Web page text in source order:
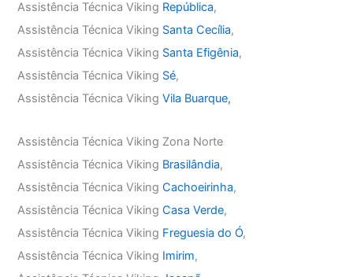
Assistência Técnica Viking República,
Assistência Técnica Viking Santa Cecília,
Assistência Técnica Viking Santa Efigênia,
Assistência Técnica Viking Sé,
Assistência Técnica VikingVila Buarque,
Assistência Técnica Viking Zona Norte
Assistência Técnica Viking Brasilândia,
Assistência Técnica VikingCachoeirinha,
Assistência Técnica VikingCasa Verde,
Assistência Técnica Viking Freguesia do Ó,
Assistência Técnica Viking Imirim,